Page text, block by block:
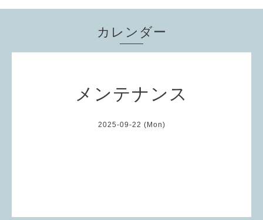
カレンダー
メンテナンス
2025-09-22 (Mon)